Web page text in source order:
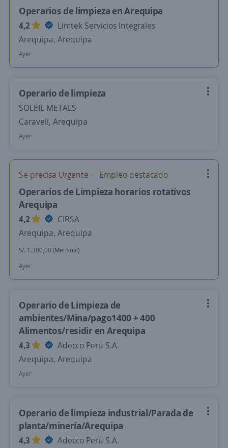
Operarios de limpieza en Arequipa
4,2
Limtek Servicios Integrales
Arequipa, Arequipa
Ayer
Operario de limpieza
SOLEIL METALS
Caraveli, Arequipa
Ayer
Se precisa Urgente Empleo destacado
Operarios de Limpieza horarios rotativos
Arequipa
4,2
CIRSA
Arequipa, Arequipa
S/. 1.300,00 (Mensual)
Ayer
Operario de Limpieza de
ambientes/Mina/pago1400 + 400
Alimentos/residir en Arequipa
4,3
Adecco Perú S.A.
Arequipa, Arequipa
Ayer
Operario de limpieza industrial/Parada de
planta/minería/Arequipa
4,3
Adecco Perú S.A.